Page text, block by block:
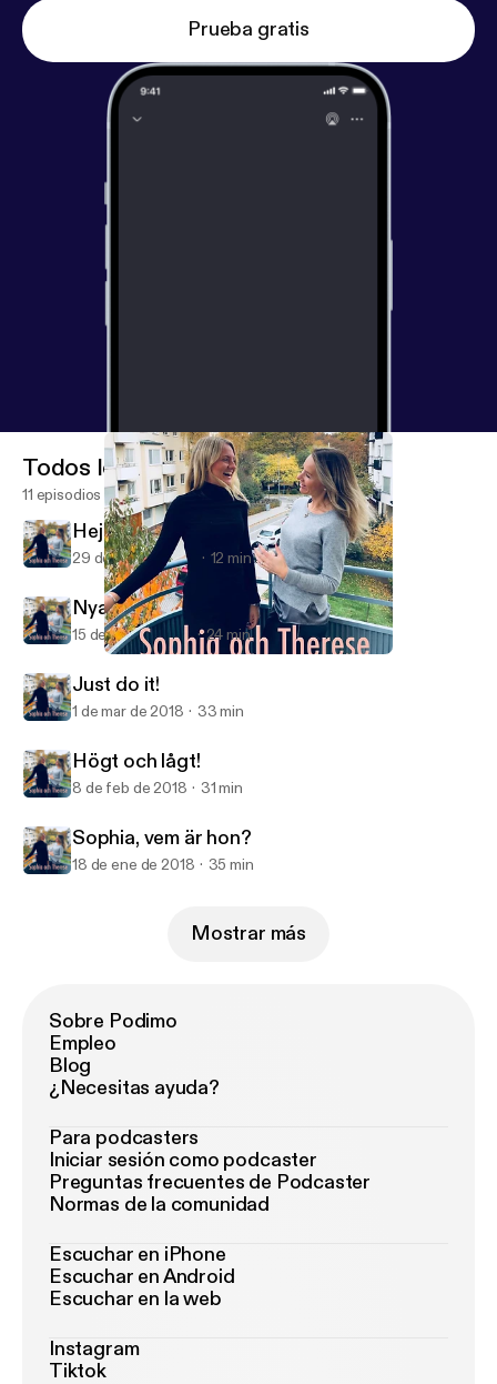
Prueba gratis
Sophia och Therese
Todos los episodios
11 episodios
Hej så länge!
29 de mar de 2018 12 min
Nya tankar!
15 de mar de 2018 24 min
Just do it!
1 de mar de 2018 33 min
Högt och lågt!
8 de feb de 2018 31 min
Sophia, vem är hon?
18 de ene de 2018 35 min
Mostrar más
Sobre Podimo
Empleo
Blog
¿Necesitas ayuda?
Para podcasters
Iniciar sesión como podcaster
Preguntas frecuentes de Podcaster
Normas de la comunidad
Escuchar en iPhone
Escuchar en Android
Escuchar en la web
Instagram
Tiktok